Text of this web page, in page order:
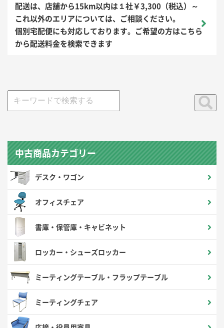
配送は、店舗から15km以内は１社￥3,300（税込）～
これ以外のエリアについては、ご相談ください。
個別宅配便にも対応しております。ご希望の方はこちら
から配送料金を検索できます
中古商品カテゴリー
デスク・ワゴン
オフィスチェア
書庫・保管庫・キャビネット
ロッカー・シューズロッカー
ミーティングテーブル・フラップテーブル
ミーティングチェア